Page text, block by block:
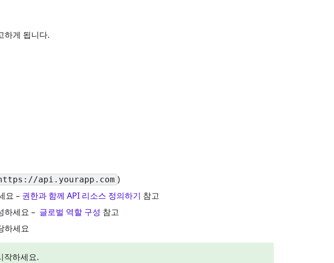
하게 됩니다.
api.yourapp.com )
요 – 권한과 함께 API 리소스 정의하기 참고
하세요 – 글로벌 역할 구성 참고
하세요
작하세요.